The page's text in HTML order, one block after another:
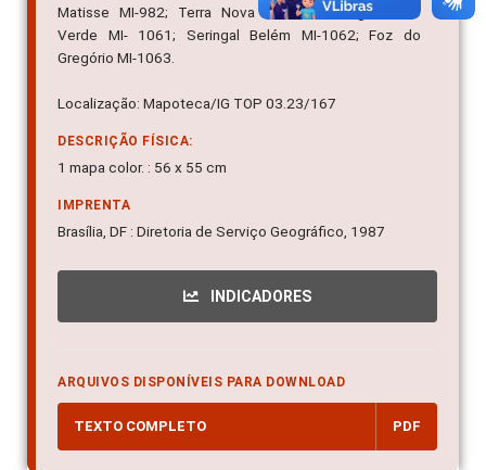
Matisse MI-982; Terra Nova MI-984; Seringal Cabo
Verde MI- 1061; Seringal Belém MI-1062; Foz do
Gregório MI-1063.
Localização: Mapoteca/IG TOP 03.23/167
DESCRIÇÃO FÍSICA:
1 mapa color. : 56 x 55 cm
IMPRENTA
Brasília, DF : Diretoria de Serviço Geográfico, 1987
INDICADORES
ARQUIVOS DISPONÍVEIS PARA DOWNLOAD
TEXTO COMPLETO PDF